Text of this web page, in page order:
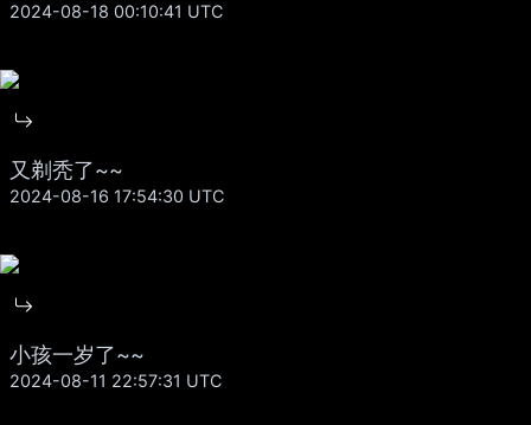
2024-08-18 00:10:41 UTC
又剃秃了~~
2024-08-16 17:54:30 UTC
小孩一岁了~~
2024-08-11 22:57:31 UTC